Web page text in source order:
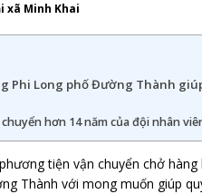
xã Minh Khai
Phi Long phố Đường Thành
hơn 14 năm của đội nhân
tiện vận chuyển chở
Thành với mong muốn giúp